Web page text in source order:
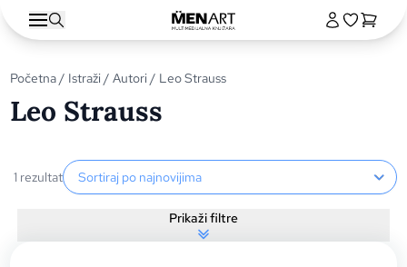
Početna/ Istraži/Autori/ Leo Strauss
Leo Strauss
1 rezultatSortiranje proizvoda
Prikaži filtre